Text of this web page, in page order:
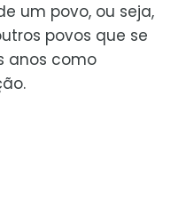
um povo, ou seja,
povos que se
anos como